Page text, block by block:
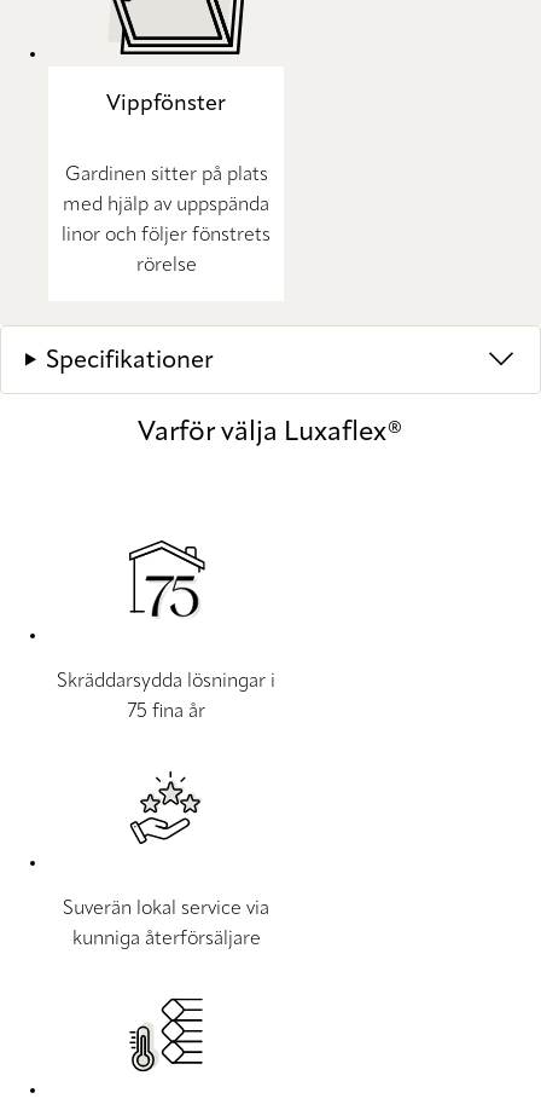
Vippfönster
Gardinen sitter på plats
med hjälp av uppspända
linor och följer fönstrets
rörelse
Specifikationer
Varför välja Luxaflex®
Skräddarsydda lösningar i
75 fina år
Suverän lokal service via
kunniga återförsäljare